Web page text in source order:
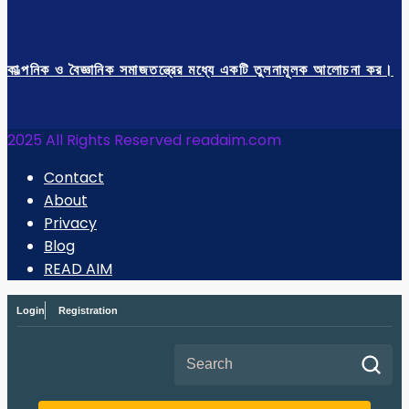
কাল্পনিক ও বৈজ্ঞানিক সমাজতন্ত্রের মধ্যে একটি তুলনামূলক আলোচনা কর।
2025 All Rights Reserved readaim.com
Contact
About
Privacy
Blog
READ AIM
Login Registration